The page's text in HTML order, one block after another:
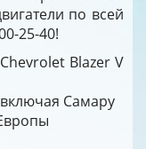
по всей
25-40!
Blazer V
Самару